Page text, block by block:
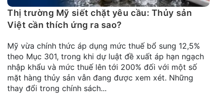
Thị trường Mỹ siết chặt yêu cầu: Thủy sản
Việt cần thích ứng ra sao?
Mỹ vừa chính thức áp dụng mức thuế bổ sung 12,5%
theo Mục 301, trong khi dự luật đề xuất áp hạn ngạch
nhập khẩu và mức thuế lên tới 200% đối với một số
mặt hàng thủy sản vẫn đang được xem xét. Những
thay đổi trong chính sách...